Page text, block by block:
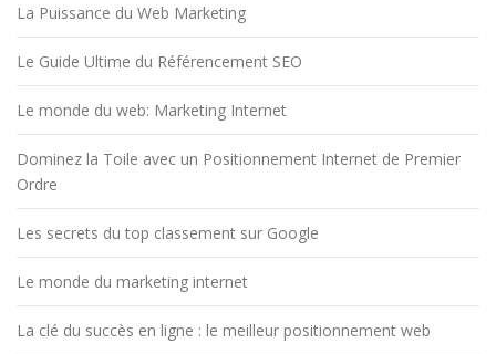
La Puissance du Web Marketing
Le Guide Ultime du Référencement SEO
Le monde du web: Marketing Internet
Dominez la Toile avec un Positionnement Internet de Premier
Ordre
Les secrets du top classement sur Google
Le monde du marketing internet
La clé du succès en ligne : le meilleur positionnement web